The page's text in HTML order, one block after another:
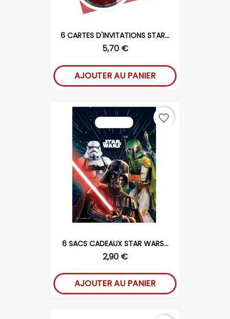
6 CARTES D'INVITATIONS STAR...
5,70 €
AJOUTER AU PANIER
6 SACS CADEAUX STAR WARS...
2,90 €
AJOUTER AU PANIER
favorite_border